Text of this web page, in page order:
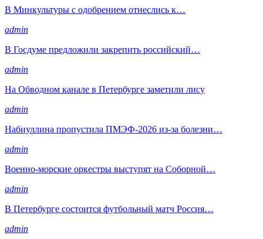
В Минкультуры с одобрением отнеслись к…
admin
В Госдуме предложили закрепить российский…
admin
На Обводном канале в Петербурге заметили лису
admin
Набиуллина пропустила ПМЭФ-2026 из-за болезни…
admin
Военно-морские оркестры выступят на Соборной…
admin
В Петербурге состоится футбольный матч Россия…
admin